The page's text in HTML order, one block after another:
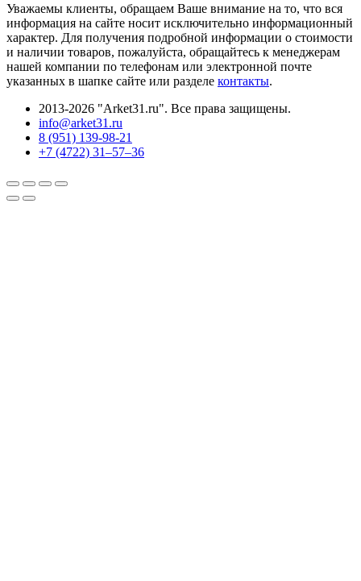
Уважаемы клиенты, обращаем Ваше внимание на то, что вся
информация на сайте носит исключительно информационный
характер. Для получения подробной информации о стоимости
и наличии товаров, пожалуйста, обращайтесь к менеджерам
нашей компании по телефонам или электронной почте
указанных в шапке сайте или разделе контакты.
2013-2026 "Arket31.ru". Все права защищены.
info@arket31.ru
8 (951) 139-98-21
+7 (4722) 31‒57‒36